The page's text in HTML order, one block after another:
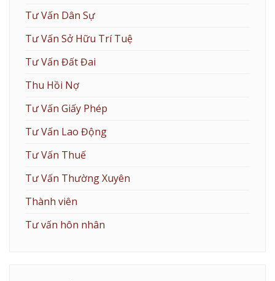
Tư Vấn Dân Sự
Tư Vấn Sở Hữu Trí Tuệ
Tư Vấn Đất Đai
Thu Hồi Nợ
Tư Vấn Giấy Phép
Tư Vấn Lao Động
Tư Vấn Thuế
Tư Vấn Thường Xuyên
Thành viên
Tư vấn hôn nhân